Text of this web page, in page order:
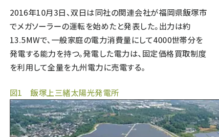
2016年10月3日、双日は同社の関連会社が福岡県飯塚市
でメガソーラーの運転を始めたと発表した。出力は約
13.5MWで、一般家庭の電力消費量にして4000世帯分を
発電する能力を持つ。発電した電力は、固定価格買取制度
を利用して全量を九州電力に売電する。
図1 飯塚上三緒太陽光発電所